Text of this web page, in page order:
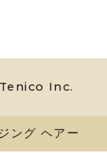
Inc.
ング ヘアー